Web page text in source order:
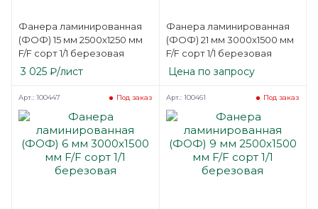
Фанера ламинированная
(ФОФ) 15 мм 2500х1250 мм
F/F сорт 1/1 березовая
3 025 ₽/лист
Фанера ламинированная
(ФОФ) 21 мм 3000х1500 мм
F/F сорт 1/1 березовая
Цена по запросу
Под заказ
Арт.: 100447 Под заказ
Арт.: 100461